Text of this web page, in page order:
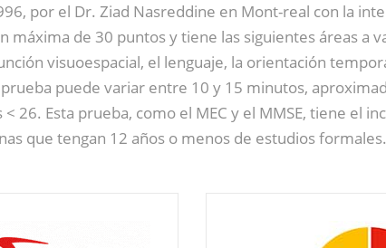
por el Dr. Ziad Nasreddine en Mont-real con la
máxima de 30 puntos y tiene las siguientes áreas a
visuoespacial, el lenguaje, la orientación
puede variar entre 10 y 15 minutos,
26. Esta prueba, como el MEC y el MMSE, tiene
que tengan 12 años o menos de estudios formales.